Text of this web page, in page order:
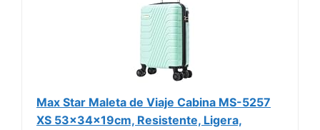
Max Star Maleta de Viaje Cabina MS-5257
XS 53x34x19cm, Resistente, Ligera,